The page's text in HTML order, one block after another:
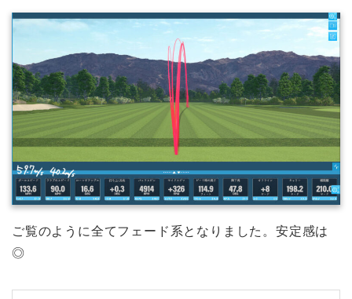
ご覧のように全てフェード系となりました。安定感は
◎